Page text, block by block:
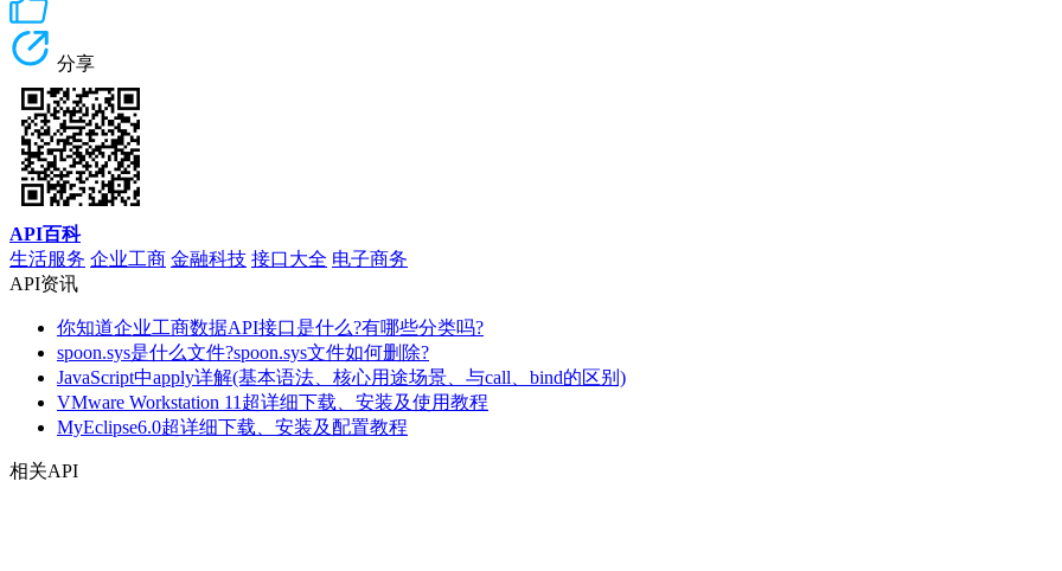
分享
API百科
生活服务 企业工商 金融科技 接口大全 电子商务
API资讯
你知道企业工商数据API接口是什么?有哪些分类吗?
spoon.sys是什么文件?spoon.sys文件如何删除?
JavaScript中apply详解(基本语法、核心用途场景、与call、bind的区别)
VMware Workstation 11超详细下载、安装及使用教程
MyEclipse6.0超详细下载、安装及配置教程
相关API